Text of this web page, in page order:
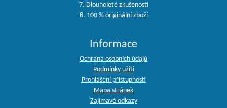
7. Dlouholeté zkušenosti
8. 100 % originální zboží
Informace
Ochrana osobních údajů
Podmínky užití
Prohlášení přístupnosti
Mapa stránek
Zajímavé odkazy